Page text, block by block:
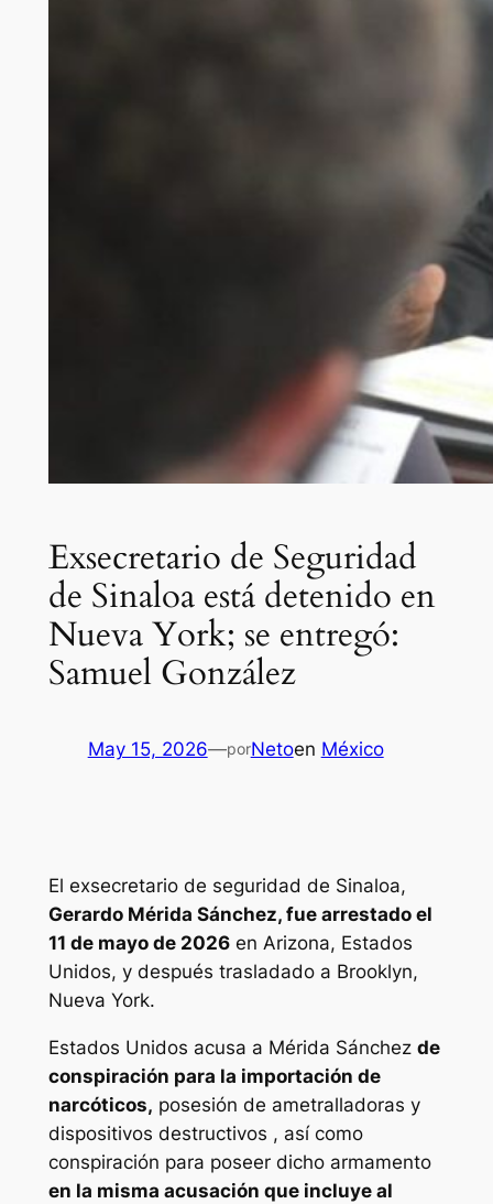
Exsecretario de Seguridad
de Sinaloa está detenido en
Nueva York; se entregó:
Samuel González
May 15, 2026—porNetoen México
El exsecretario de seguridad de Sinaloa,
Gerardo Mérida Sánchez, fue arrestado el
11 de mayo de 2026en Arizona, Estados
Unidos, y después trasladado a Brooklyn,
Nueva York.
Estados Unidos acusa a Mérida Sánchez de
conspiración para la importación de
narcóticos, posesión de ametralladoras y
dispositivos destructivos , así como
conspiración para poseer dicho armamento
en la misma acusación que incluye al